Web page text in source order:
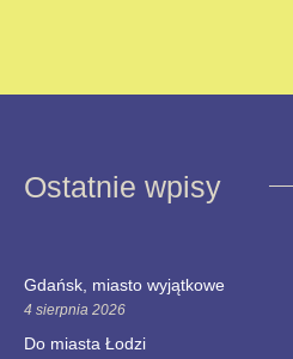
Ostatnie wpisy
Gdańsk, miasto wyjątkowe
4 sierpnia 2026
Do miasta Łodzi